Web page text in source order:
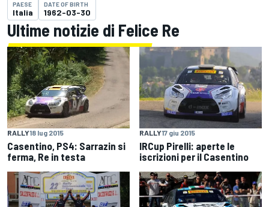
PAESE
Italia
DATE OF BIRTH
1962-03-30
Ultime notizie di Felice Re
RALLY18 lug 2015
Casentino, PS4: Sarrazin si
ferma, Re in testa
RALLY17 giu 2015
IRCup Pirelli: aperte le
iscrizioni per il Casentino